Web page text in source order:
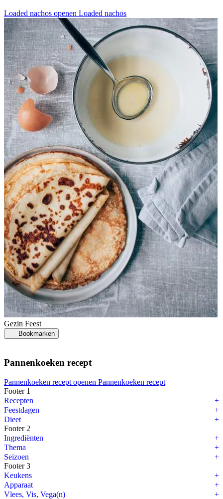
Loaded nachos openen Loaded nachos
Gezin Feest
Bookmarken
Pannenkoeken recept
Pannenkoeken recept openen Pannenkoeken recept
Footer 1
Recepten
Feestdagen
Dieet
Footer 2
Ingrediënten
Thema
Seizoen
Footer 3
Keukens
Apparaat
Vlees, Vis, Vega(n)